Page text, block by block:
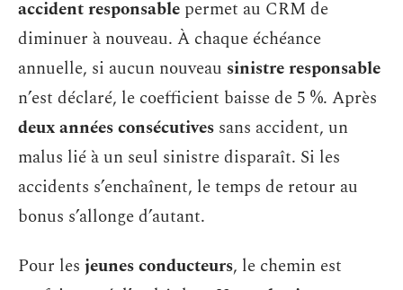
accident responsable permet au CRM de
diminuer à nouveau. À chaque échéance
annuelle, si aucun nouveau sinistre responsable
n’est déclaré, le coefficient baisse de 5 %. Après
deux années consécutives sans accident, un
malus lié à un seul sinistre disparaît. Si les
accidents s’enchaînent, le temps de retour au
bonus s’allonge d’autant.
Pour les jeunes conducteurs, le chemin est